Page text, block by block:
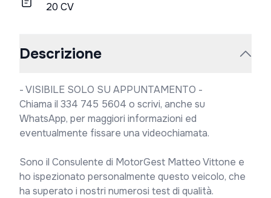
20 CV
Descrizione
- VISIBILE SOLO SU APPUNTAMENTO -
Chiama il 334 745 5604 o scrivi, anche su
WhatsApp, per maggiori informazioni ed
eventualmente fissare una videochiamata.
Sono il Consulente di MotorGest Matteo Vittone e
ho ispezionato personalmente questo veicolo, che
ha superato i nostri numerosi test di qualità.